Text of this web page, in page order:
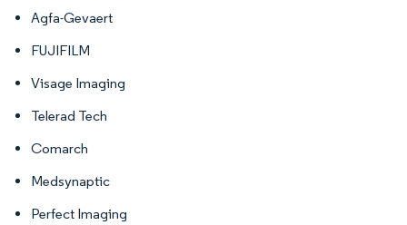
Agfa-Gevaert
FUJIFILM
Visage Imaging
Telerad Tech
Comarch
Medsynaptic
Perfect Imaging